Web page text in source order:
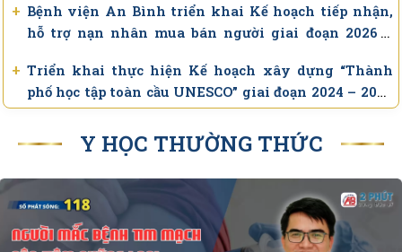
+ Bệnh viện An Bình triển khai Kế hoạch tiếp nhận,
hỗ trợ nạn nhân mua bán người giai đoạn 2026 –
+ Triển khai thực hiện Kế hoạch xây dựng “Thành
phố học tập toàn cầu UNESCO” giai đoạn 2024 – 2030
trong 06 tháng cuối năm 2026
Thông báo khảo sát nhu cầu tham gia Ngày hội việc
làm ngành Y tế Thành phố Hồ Chí Minh lần thứ IV
Hướng dẫn cài đặt ứng dụng “Công dân số Thành
phố Hồ Chí Minh”
+ Danh sách 62 Bệnh hiếm, hiểm nghèo không cần
Y HỌC THƯỜNG THỨC